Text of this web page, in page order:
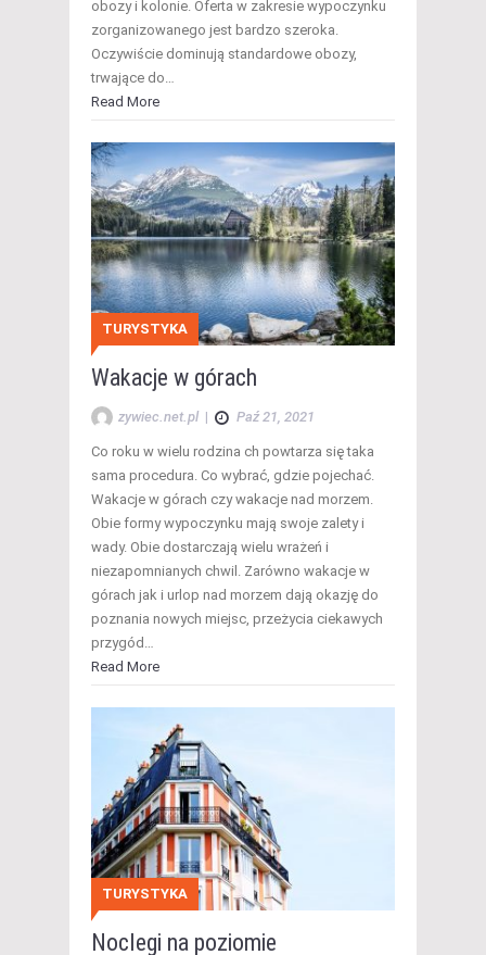
obozy i kolonie. Oferta w zakresie wypoczynku
zorganizowanego jest bardzo szeroka.
Oczywiście dominują standardowe obozy,
trwające do…
Read More
TURYSTYKA
Wakacje w górach
zywiec.net.pl | Paź 21, 2021
Co roku w wielu rodzina ch powtarza się taka
sama procedura. Co wybrać, gdzie pojechać.
Wakacje w górach czy wakacje nad morzem.
Obie formy wypoczynku mają swoje zalety i
wady. Obie dostarczają wielu wrażeń i
niezapomnianych chwil. Zarówno wakacje w
górach jak i urlop nad morzem dają okazję do
poznania nowych miejsc, przeżycia ciekawych
przygód…
Read More
TURYSTYKA
Noclegi na poziomie